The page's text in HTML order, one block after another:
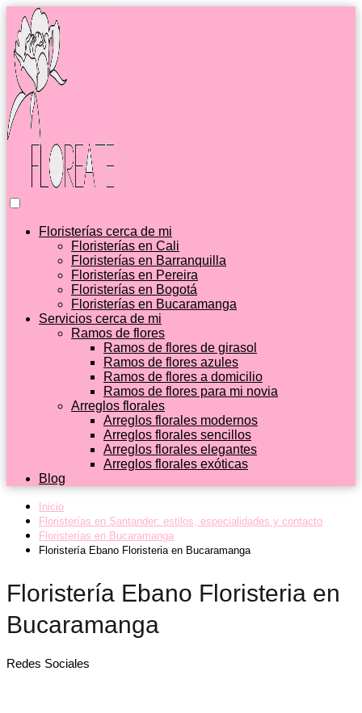
Floristerías cerca de mi
Floristerías en Cali
Floristerías en Barranquilla
Floristerías en Pereira
Floristerías en Bogotá
Floristerías en Bucaramanga
Servicios cerca de mi
Ramos de flores
Ramos de flores de girasol
Ramos de flores azules
Ramos de flores a domicilio
Ramos de flores para mi novia
Arreglos florales
Arreglos florales modernos
Arreglos florales sencillos
Arreglos florales elegantes
Arreglos florales exóticas
Blog
Inicio
Floristerías en Santander: estilos, especialidades y contacto
Floristerías en Bucaramanga
Floristería Ebano Floristeria en Bucaramanga
Floristería Ebano Floristeria en
Bucaramanga
Redes Sociales